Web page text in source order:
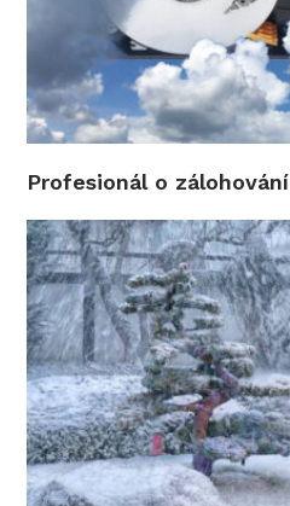
Profesionál o zálohování